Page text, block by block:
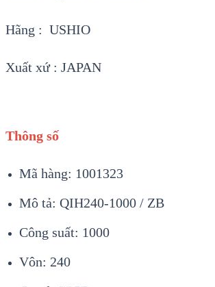
Hãng : USHIO
Xuất xứ : JAPAN
Thông số
Mã hàng: 1001323
Mô tả: QIH240-1000 / ZB
Công suất: 1000
Vôn: 240